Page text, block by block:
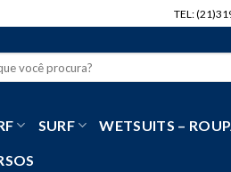
TEL:
SURF WETSUITS –